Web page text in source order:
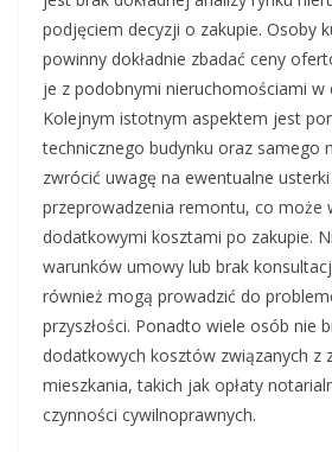
podjęciem decyzji o zakupie. Osoby
powinny dokładnie zbadać ceny
je z podobnymi nieruchomościami w
Kolejnym istotnym aspektem jest
technicznego budynku oraz samego
zwrócić uwagę na ewentualne
przeprowadzenia remontu, co może
dodatkowymi kosztami po zakupie.
warunków umowy lub brak
również mogą prowadzić do
przyszłości. Ponadto wiele osób nie
dodatkowych kosztów związanych z
mieszkania, takich jak opłaty
czynności cywilnoprawnych.